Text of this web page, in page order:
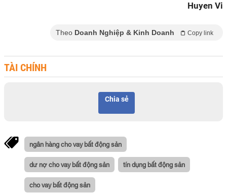
Huyen Vi
Theo Doanh Nghiệp & Kinh Doanh Copy link
TÀI CHÍNH
Chia sẻ
ngân hàng cho vay bất động sản
dư nợ cho vay bất động sản tín dụng bất động sản
cho vay bất động sản